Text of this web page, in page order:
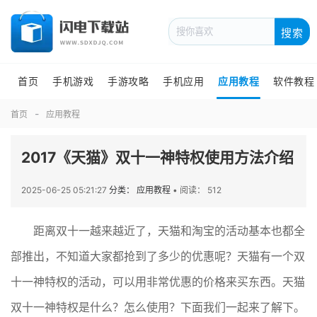
搜索
首页 手机游戏 手游攻略 手机应用 应用教程 软件教程
首页 应用教程
2017《天猫》双十一神特权使用方法介绍
2025-06-25 05:21:27 分类： 应用教程 • 阅读： 512
距离双十一越来越近了，天猫和淘宝的活动基本也都全
部推出，不知道大家都抢到了多少的优惠呢？天猫有一个双
十一神特权的活动，可以用非常优惠的价格来买东西。天猫
双十一神特权是什么？怎么使用？下面我们一起来了解下。